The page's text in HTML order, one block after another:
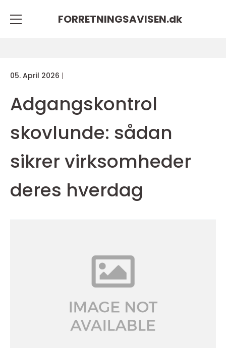
FORRETNINGSAVISEN.dk
05. April 2026
Adgangskontrol
skovlunde: sådan
sikrer virksomheder
deres hverdag